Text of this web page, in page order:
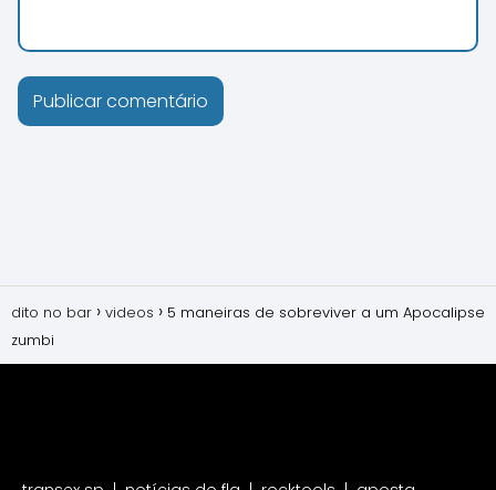
dito no bar videos
5 maneiras de sobreviver a um Apocalipse
zumbi